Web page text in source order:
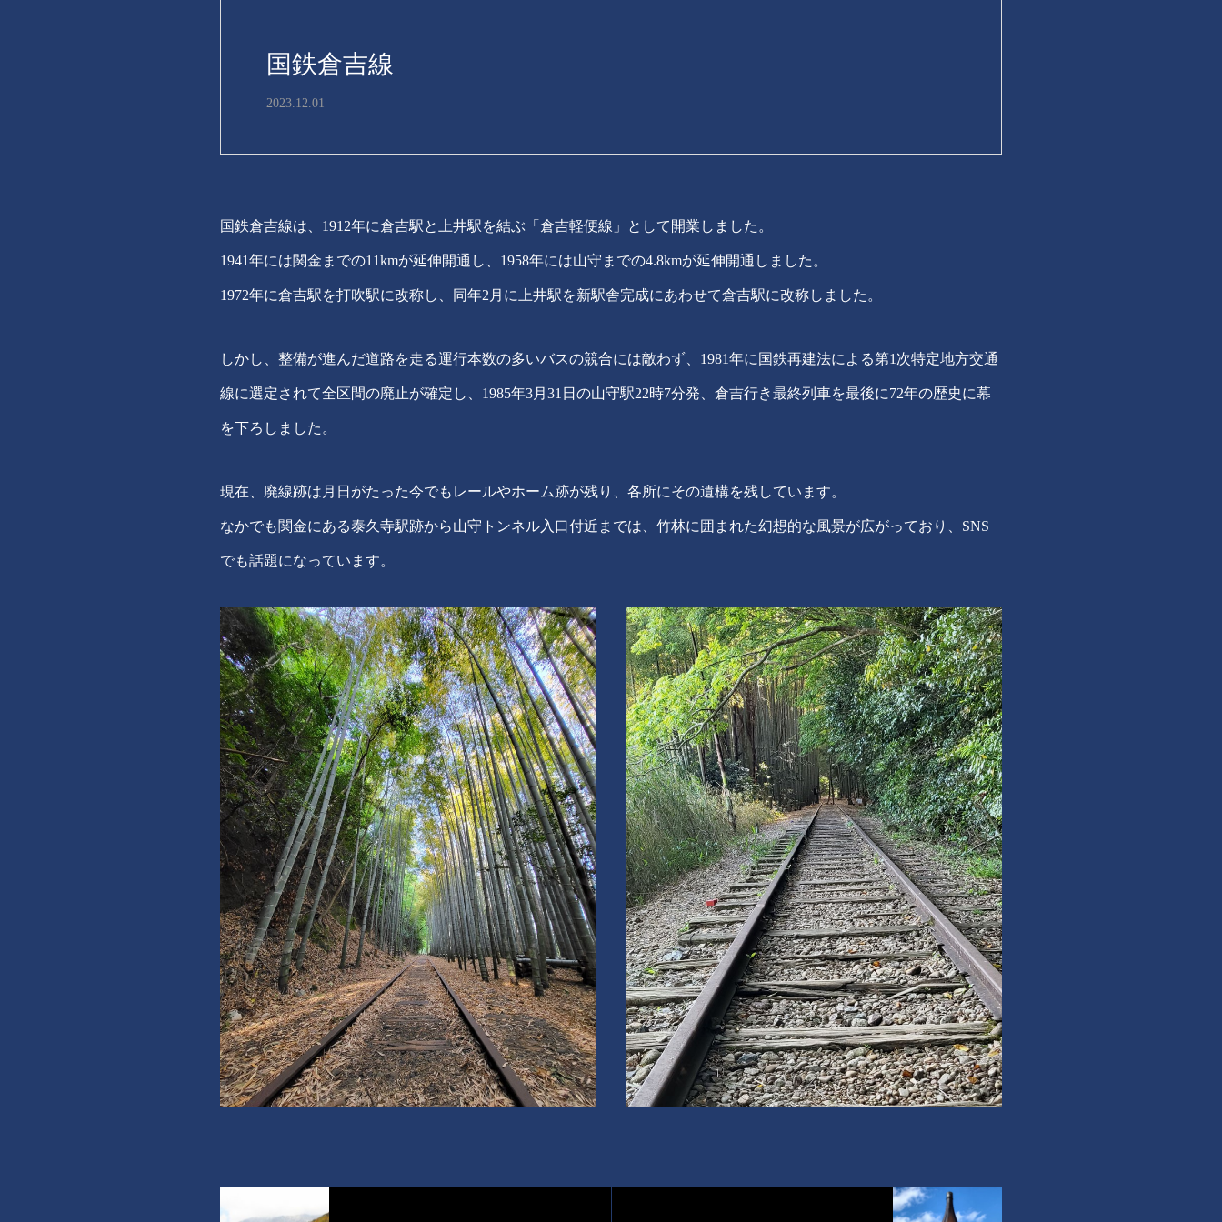
国鉄倉吉線
2023.12.01
国鉄倉吉線は、1912年に倉吉駅と上井駅を結ぶ「倉吉軽便線」として開業しました。
1941年には関金までの11kmが延伸開通し、1958年には山守までの4.8kmが延伸開通しました。
1972年に倉吉駅を打吹駅に改称し、同年2月に上井駅を新駅舎完成にあわせて倉吉駅に改称しました。
しかし、整備が進んだ道路を走る運行本数の多いバスの競合には敵わず、1981年に国鉄再建法による第1次特定地方交通
線に選定されて全区間の廃止が確定し、1985年3月31日の山守駅22時7分発、倉吉行き最終列車を最後に72年の歴史に幕
を下ろしました。
現在、廃線跡は月日がたった今でもレールやホーム跡が残り、各所にその遺構を残しています。
なかでも関金にある泰久寺駅跡から山守トンネル入口付近までは、竹林に囲まれた幻想的な風景が広がっており、SNS
でも話題になっています。